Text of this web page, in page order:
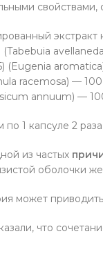
(Eugenia
racemosa) — 100
annuum) —
по 1 капсуле 2
из частых
оболочки
может
что